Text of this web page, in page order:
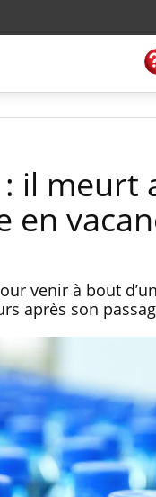
il meurt
en
venir à bout
après son